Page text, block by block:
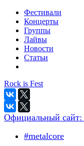
Фестивали
Концерты
Группы
Лайвы
Новости
Статьи
Rock is Fest
Официальный сайт:
#metalcore